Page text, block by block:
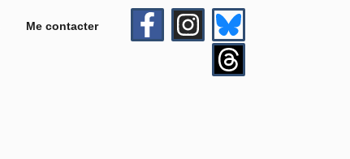
Me contacter